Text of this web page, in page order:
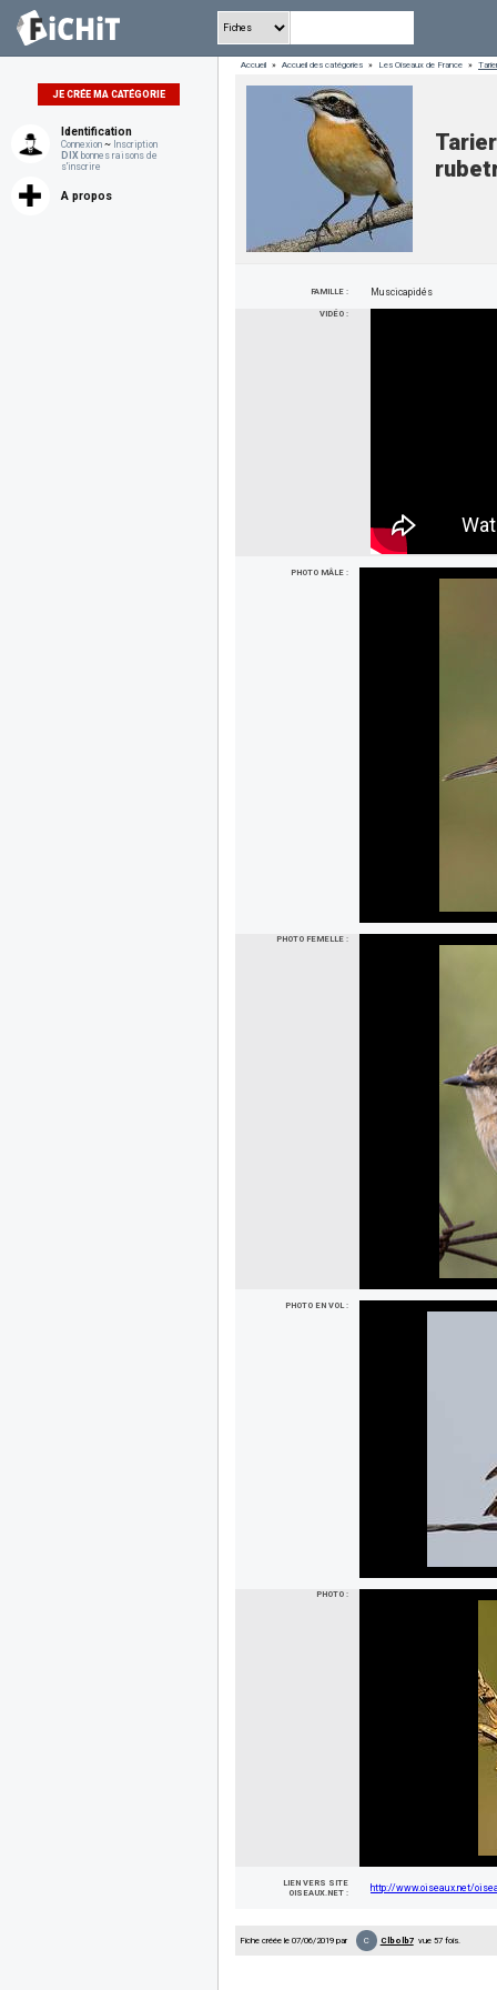
JE CRÉE MA CATÉGORIE
Identification
Connexion ~ Inscription
DIX bonnes raisons de
s'inscrire
A propos
Accueil » Accueil des catégories » Les Oiseaux de France »
FAMILLE : Muscicapidés
VIDÉO :
PHOTO MÂLE :
PHOTO FEMELLE :
PHOTO EN VOL :
PHOTO :
LIEN VERS SITE
OISEAUX.NET :
http://www.oiseaux.net/
Fiche créée le 07/06/2019 par C Clbolb7vue 57 fois.